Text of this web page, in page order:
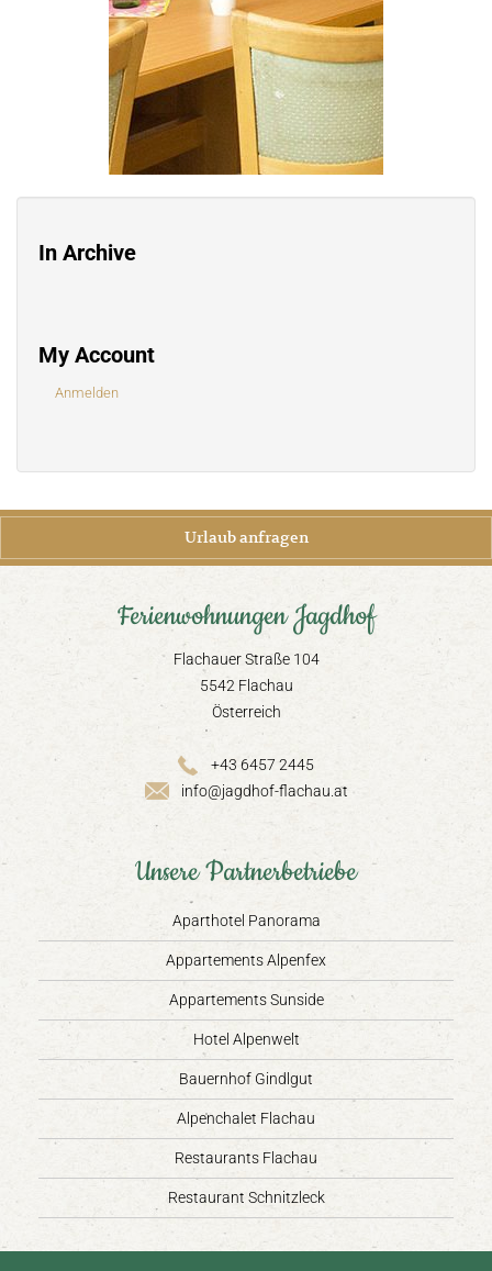
In Archive
My Account
Anmelden
Urlaub anfragen
Ferienwohnungen Jagdhof
Flachauer Straße 104
5542 Flachau
Österreich
+43 6457 2445
info@jagdhof-flachau.at
Unsere Partnerbetriebe
Aparthotel Panorama
Appartements Alpenfex
Appartements Sunside
Hotel Alpenwelt
Bauernhof Gindlgut
Alpenchalet Flachau
Restaurants Flachau
Restaurant Schnitzleck